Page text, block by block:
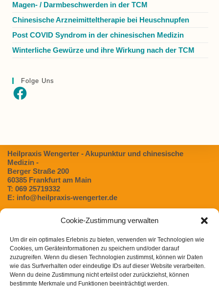
Cookie-Zustimmung verwalten
Um dir ein optimales Erlebnis zu bieten, verwenden wir Technologien wie
Cookies, um Geräteinformationen zu speichern und/oder darauf
zuzugreifen. Wenn du diesen Technologien zustimmst, können wir Daten
wie das Surfverhalten oder eindeutige IDs auf dieser Website verarbeiten.
Wenn du deine Zustimmung nicht erteilst oder zurückziehst, können
bestimmte Merkmale und Funktionen beeinträchtigt werden.
Magen- / Darmbeschwerden in der TCM
Chinesische Arzneimitteltherapie bei Heuschnupfen
Post COVID Syndrom in der chinesischen Medizin
Winterliche Gewürze und ihre Wirkung nach der TCM
Folge Uns
Facebook
Heilpraxis Wengerter - Akupunktur und chinesische
Medizin -
Berger Straße 200
60385 Frankfurt am Main
T: 069 25719332
E: info@heilpraxis-wengerter.de
Dünndarmfehlbesiedlungssyndrom (SIBO) – Eine
unterschätzte Ursache für Verdauungsbeschwerden
Magen- / Darmbeschwerden in der TCM
Chinesische Arzneimitteltherapie bei Heuschnupfen